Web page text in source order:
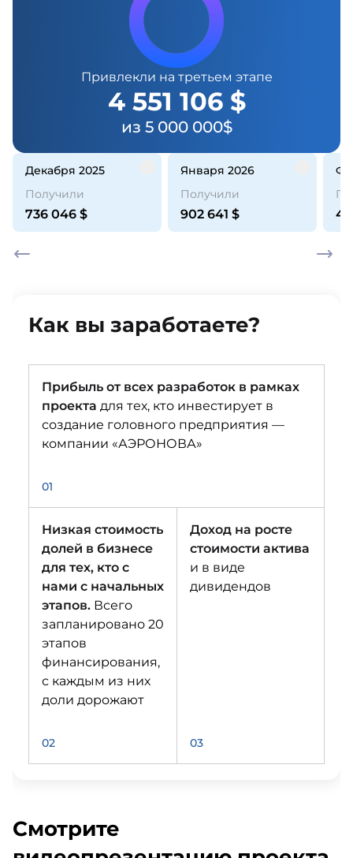
Привлекли на третьем этапе
4 551 106 $
из 5 000 000$
декабря 2025
Получили
736 046 $
января 2026
Получили
902 641 $
Как вы заработаете?
Прибыль от всех разработок в рамках
проекта для тех, кто инвестирует в
создание головного предприятия —
компании «АЭРОНОВА»
01
Низкая стоимость
долей в бизнесе
для тех, кто с
нами с начальных
этапов. Всего
запланировано 20
этапов
финансирования,
с каждым из них
доли дорожают
02
Доход на росте
стоимости актива
и в виде
дивидендов
03
Смотрите